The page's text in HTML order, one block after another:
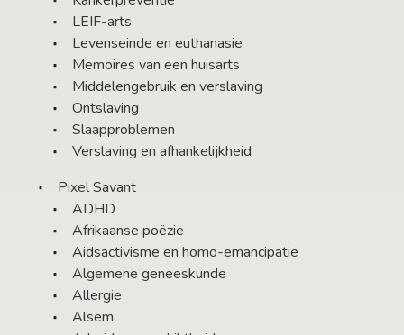
LEIF-arts
Levenseinde en euthanasie
Memoires van een huisarts
Middelengebruik en verslaving
Ontslaving
Slaapproblemen
Verslaving en afhankelijkheid
Pixel Savant
ADHD
Afrikaanse poëzie
Aidsactivisme en homo-emancipatie
Algemene geneeskunde
Allergie
Alsem